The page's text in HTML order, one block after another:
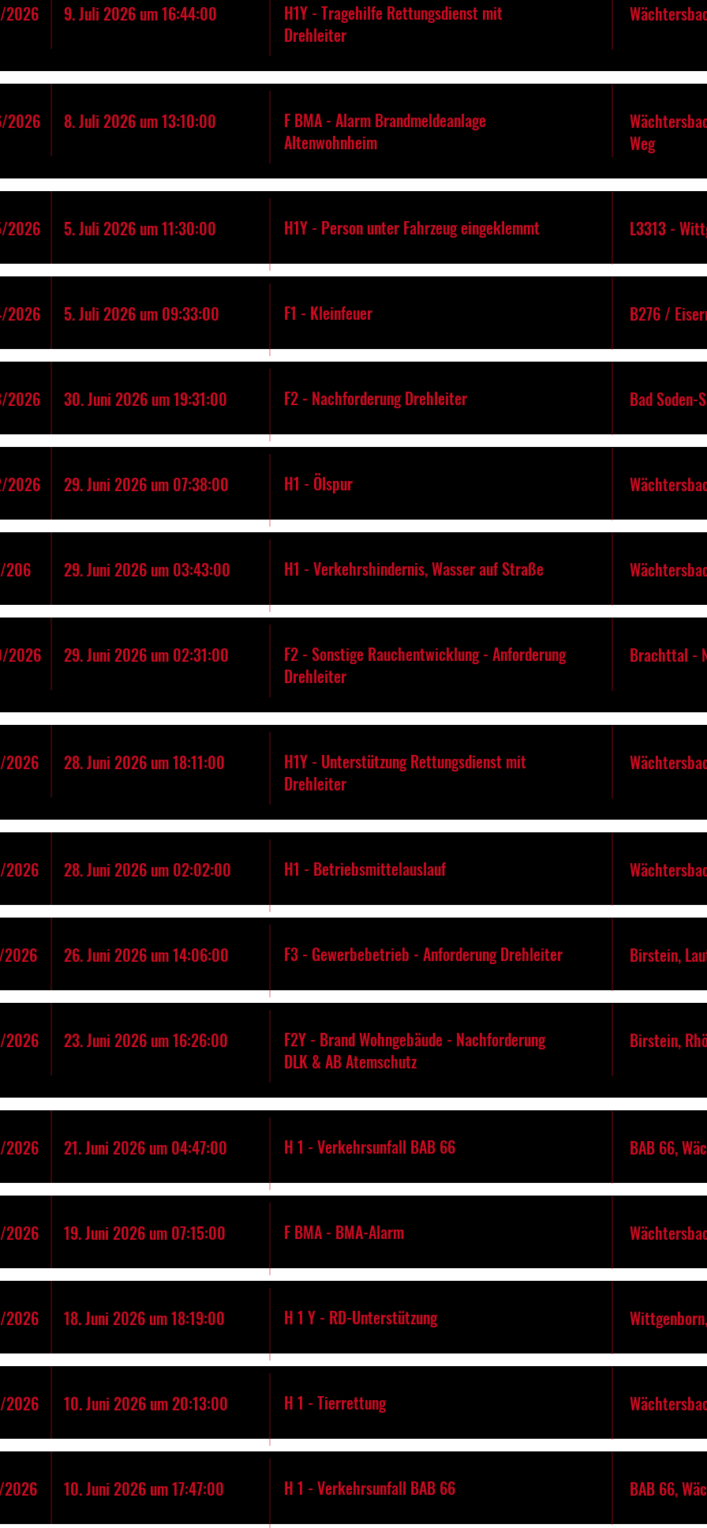
2026 9. Juli 2026 um 16:44:00
H1Y - Tragehilfe Rettungsdienst mit
Drehleiter
2026 8. Juli 2026 um 13:10:00
F BMA - Alarm Brandmeldeanlage
Altenwohnheim
Weg
2026 5. Juli 2026 um 11:30:00 H1Y - Person unter Fahrzeug eingeklemmt L3313 -
2026 5. Juli 2026 um 09:33:00 F1 - Kleinfeuer B276 /
2026 30. Juni 2026 um 19:31:00 F2 - Nachforderung Drehleiter Bad
2026 29. Juni 2026 um 07:38:00 H1 - Ölspur
206 29. Juni 2026 um 03:43:00 H1 - Verkehrshindernis, Wasser auf Straße
2026 29. Juni 2026 um 02:31:00
F2 - Sonstige Rauchentwicklung - Anforderung
Drehleiter
Brachttal -
2026 28. Juni 2026 um 18:11:00
H1Y - Unterstützung Rettungsdienst mit
Drehleiter
2026 28. Juni 2026 um 02:02:00 H1 - Betriebsmittelauslauf
2026 26. Juni 2026 um 14:06:00 F3 - Gewerbebetrieb - Anforderung Drehleiter Birstein,
2026 23. Juni 2026 um 16:26:00
F2Y - Brand Wohngebäude - Nachforderung
DLK & AB Atemschutz
Birstein,
2026 21. Juni 2026 um 04:47:00 H 1 - Verkehrsunfall BAB 66 BAB 66,
2026 19. Juni 2026 um 07:15:00 F BMA - BMA-Alarm
2026 18. Juni 2026 um 18:19:00 H 1 Y - RD-Unterstützung
2026 10. Juni 2026 um 20:13:00 H 1 - Tierrettung
2026 10. Juni 2026 um 17:47:00 H 1 - Verkehrsunfall BAB 66 BAB 66,